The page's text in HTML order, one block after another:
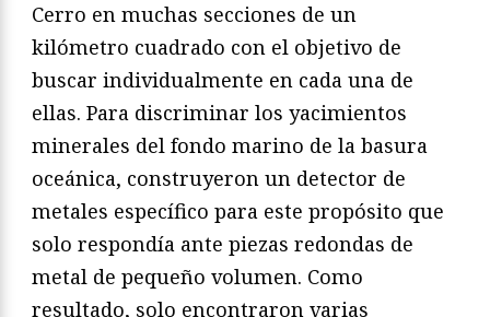
Cerro en muchas secciones de un
kilómetro cuadrado con el objetivo de
buscar individualmente en cada una de
ellas. Para discriminar los yacimientos
minerales del fondo marino de la basura
oceánica, construyeron un detector de
metales específico para este propósito que
solo respondía ante piezas redondas de
metal de pequeño volumen. Como
resultado, solo encontraron varias